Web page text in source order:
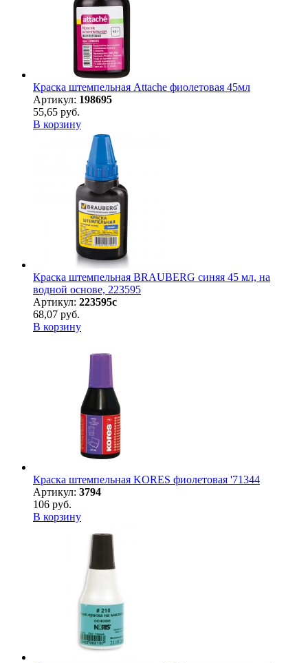
Краска штемпельная Attache фиолетовая 45мл
Артикул: 198695
55,65 руб.
В корзину
Краска штемпельная BRAUBERG синяя 45 мл, на
водной основе, 223595
Артикул: 223595с
68,07 руб.
В корзину
Краска штемпельная KORES фиолетовая '71344
Артикул: 3794
106 руб.
В корзину